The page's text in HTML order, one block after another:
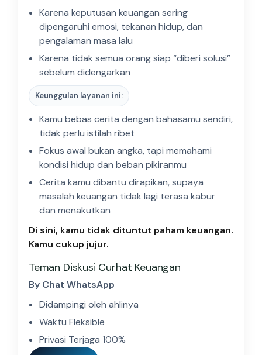
Karena keputusan keuangan sering
dipengaruhi emosi, tekanan hidup, dan
pengalaman masa lalu
Karena tidak semua orang siap “diberi solusi”
sebelum didengarkan
Keunggulan layanan ini:
Kamu bebas cerita dengan bahasamu sendiri,
tidak perlu istilah ribet
Fokus awal bukan angka, tapi memahami
kondisi hidup dan beban pikiranmu
Cerita kamu dibantu dirapikan, supaya
masalah keuangan tidak lagi terasa kabur
dan menakutkan
Di sini, kamu tidak dituntut paham keuangan.
Kamu cukup jujur.
Teman Diskusi Curhat Keuangan
By Chat WhatsApp
Didampingi oleh ahlinya
Waktu Fleksible
Privasi Terjaga 100%